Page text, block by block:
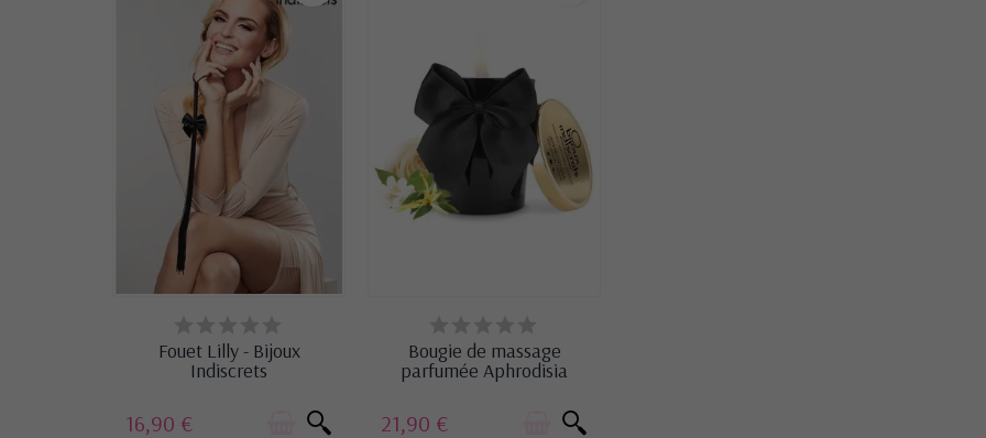
Fouet Lilly - Bijoux
Indiscrets
16,90 €
Bougie de massage
parfumée Aphrodisia
21,90 €